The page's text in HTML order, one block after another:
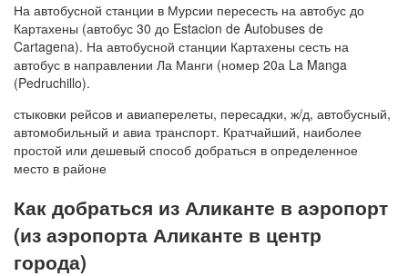
На автобусной станции в Мурсии пересесть на автобус до
Картахены (автобус 30 до Estacion de Autobuses de
Cartagena). На автобусной станции Картахены сесть на
автобус в направлении Ла Манги (номер 20а La Manga
(Pedruchillo).
стыковки рейсов и авиаперелеты, пересадки, ж/д, автобусный,
автомобильный и авиа транспорт. Кратчайший, наиболее
простой или дешевый способ добраться в определенное
место в районе
Как добраться из Аликанте в аэропорт
(из аэропорта Аликанте в центр
города)